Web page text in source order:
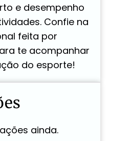
e desempenho
Confie na
feita por
te acompanhar
do esporte!
ainda.